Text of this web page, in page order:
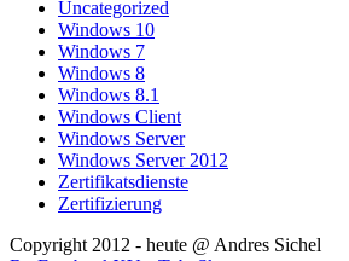
Uncategorized
Windows 10
Windows 7
Windows 8
Windows 8.1
Windows Client
Windows Server
Windows Server 2012
Zertifikatsdienste
Zertifizierung
Copyright 2012 - heute @ Andres Sichel